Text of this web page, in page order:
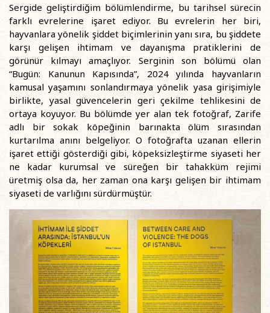
Sergide geliştirdiğim bölümlendirme, bu tarihsel sürecin
farklı evrelerine işaret ediyor. Bu evrelerin her biri,
hayvanlara yönelik şiddet biçimlerinin yanı sıra, bu şiddete
karşı gelişen ihtimam ve dayanışma pratiklerini de
görünür kılmayı amaçlıyor. Serginin son bölümü olan
“Bugün: Kanunun Kapısında”, 2024 yılında hayvanların
kamusal yaşamını sonlandırmaya yönelik yasa girişimiyle
birlikte, yasal güvencelerin geri çekilme tehlikesini de
ortaya koyuyor. Bu bölümde yer alan tek fotoğraf, Zarife
adlı bir sokak köpeğinin barınakta ölüm sırasından
kurtarılma anını belgeliyor. O fotoğrafta uzanan ellerin
işaret ettiği gösterdiği gibi, köpeksizleştirme siyaseti her
ne kadar kurumsal ve süreğen bir tahakküm rejimi
üretmiş olsa da, her zaman ona karşı gelişen bir ihtimam
siyaseti de varlığını sürdürmüştür.